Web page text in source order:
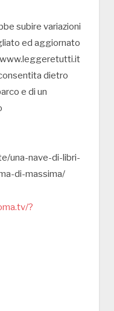
subire variazioni
ed aggiornato
dietro
e di un
una-nave-di-libri-
di-massima/
?